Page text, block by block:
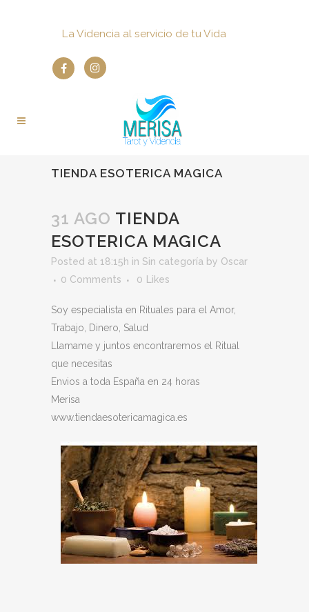
La Videncia al servicio de tu Vida
TIENDA ESOTERICA MAGICA
31 AGO TIENDA
ESOTERICA MAGICA
Posted at 18:15h in Sin categoría by Oscar
0 Comments
0 Likes
Soy especialista en Rituales para el Amor,
Trabajo, Dinero, Salud
Llamame y juntos encontraremos el Ritual
que necesitas
Envios a toda España en 24 horas
Merisa
www.tiendaesotericamagica.es